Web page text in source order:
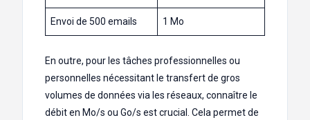
Envoi de 500 emails 1 Mo
En outre, pour les tâches professionnelles ou
personnelles nécessitant le transfert de gros
volumes de données via les réseaux, connaître le
débit en Mo/s ou Go/s est crucial. Cela permet de